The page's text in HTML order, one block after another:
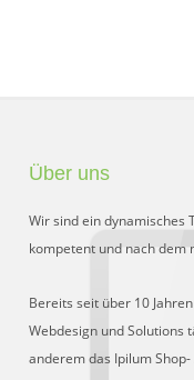
Über uns
Wir sind ein dynamisches
kompetent und nach dem
Bereits seit über 10
Webdesign und Solutions
anderem das Ipilum